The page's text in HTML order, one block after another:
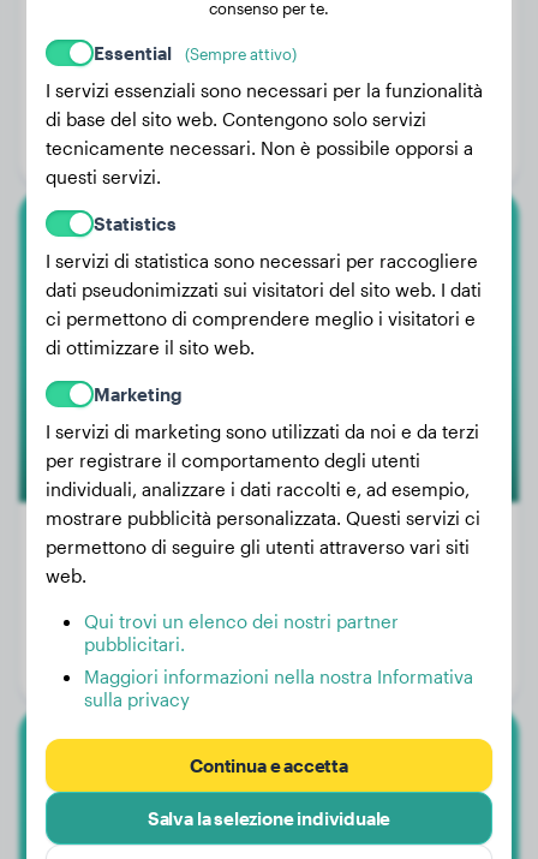
Peso:
30 kg
Età:
1 anno, 9 mesi
Genere:
Cane
Bingo
Età:
1 anno, 2 mesi
Genere:
Cane
Eurasier
Osa
consenso per te.
Essential (Sempre attivo)
I servizi essenziali sono necessari per la funzionalità
di base del sito web. Contengono solo servizi
tecnicamente necessari. Non è possibile opporsi a
questi servizi.
Statistics
I servizi di statistica sono necessari per raccogliere
dati pseudonimizzati sui visitatori del sito web. I dati
ci permettono di comprendere meglio i visitatori e
di ottimizzare il sito web.
Marketing
I servizi di marketing sono utilizzati da noi e da terzi
per registrare il comportamento degli utenti
individuali, analizzare i dati raccolti e, ad esempio,
mostrare pubblicità personalizzata. Questi servizi ci
permettono di seguire gli utenti attraverso vari siti
web.
Qui trovi un elenco dei nostri partner
pubblicitari.
Maggiori informazioni nella nostra Informativa
sulla privacy
Continua e accetta
Salva la selezione individuale